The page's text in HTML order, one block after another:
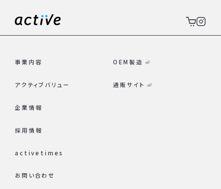
事業内容
アクティブバリュー
企業情報
採用情報
activetimes
お問い合わせ
OEM製造
通販サイト